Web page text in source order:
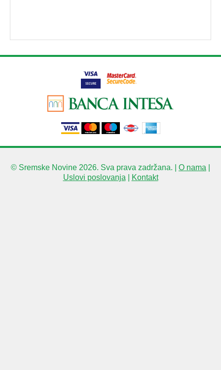
© Sremske Novine 2026. Sva prava zadržana. | O nama
Uslovi poslovanja
Kontakt